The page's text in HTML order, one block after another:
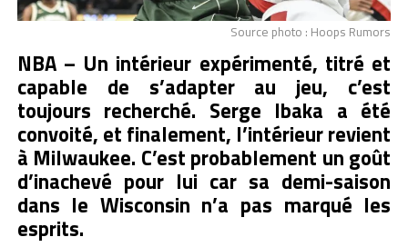
Source photo : Hoops Rumors
NBA – Un intérieur expérimenté, titré et
capable de s’adapter au jeu, c’est
toujours recherché. Serge Ibaka a été
convoité, et finalement, l’intérieur revient
à Milwaukee. C’est probablement un goût
d’inachevé pour lui car sa demi-saison
dans le Wisconsin n’a pas marqué les
esprits.